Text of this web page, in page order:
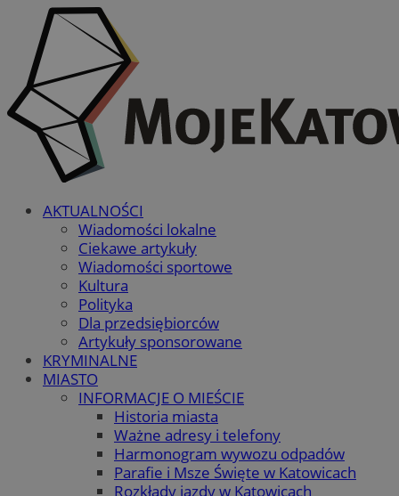
AKTUALNOŚCI
Wiadomości lokalne
Ciekawe artykuły
Wiadomości sportowe
Kultura
Polityka
Dla przedsiębiorców
Artykuły sponsorowane
KRYMINALNE
MIASTO
INFORMACJE O MIEŚCIE
Historia miasta
Ważne adresy i telefony
Harmonogram wywozu odpadów
Parafie i Msze Święte w Katowicach
Rozkłady jazdy w Katowicach